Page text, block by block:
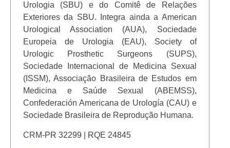
Urologia (SBU) e do Comitê de Relações
Exteriores da SBU. Integra ainda a American
Urological Association (AUA), Sociedade
Europeia de Urologia (EAU), Society of
Urologic Prosthetic Surgeons (SUPS),
Sociedade Internacional de Medicina Sexual
(ISSM), Associação Brasileira de Estudos em
Medicina e Saúde Sexual (ABEMSS),
Confederación Americana de Urología (CAU) e
Sociedade Brasileira de Reprodução Humana.
CRM-PR 32299 | RQE 24845